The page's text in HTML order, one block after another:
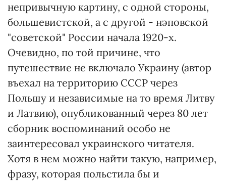
непривычную картину, с одной стороны,
большевистской, а с другой - нэповской
"советской" России начала 1920-х.
Очевидно, по той причине, что
путешествие не включало Украину (автор
въехал на территорию СССР через
Польшу и независимые на то время Литву
и Латвию), опубликованный через 80 лет
сборник воспоминаний особо не
заинтересовал украинского читателя.
Хотя в нем можно найти такую, например,
фразу, которая польстила бы и